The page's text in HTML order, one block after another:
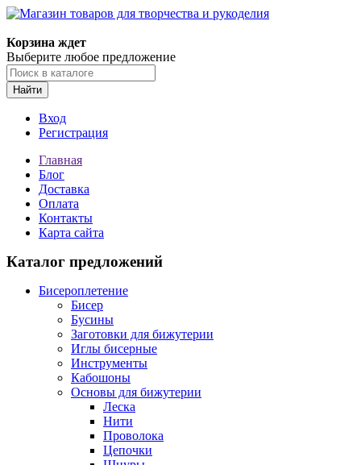
Корзина ждет
Выберите любое предложение
Найти
Вход
Регистрация
Главная
Блог
Доставка
Оплата
Контакты
Карта сайта
Каталог предложений
Бисероплетение
Бисер
Бусины
Заготовки для бижутерии
Иглы бисерные
Инструменты
Кабошоны
Основы для бижутерии
Леска
Нити
Проволока
Цепочки